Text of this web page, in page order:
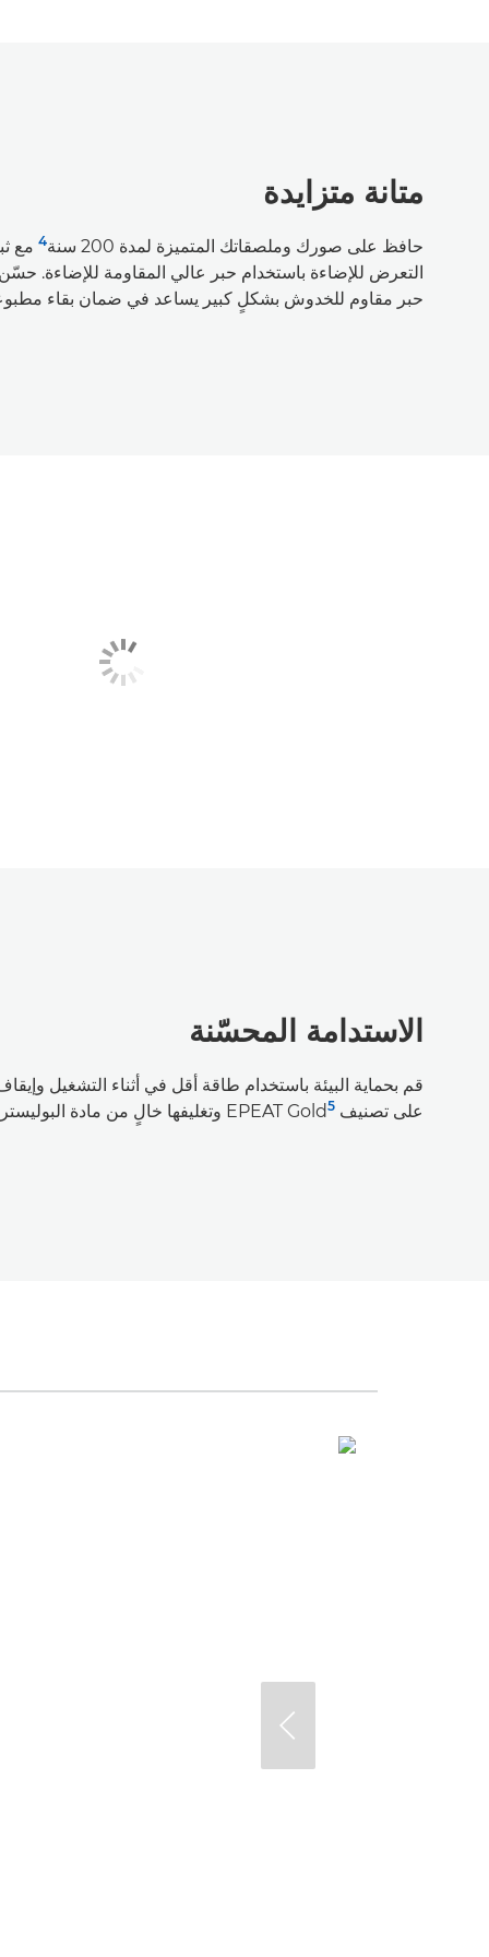
متانة متزايدة
حافظ على صورك وملصقاتك المتميزة لمدة 200 سنة 4 مع
التعرض للإضاءة باستخدام حبر عالي المقاومة للإضاءة.
حبر مقاوم للخدوش بشكلٍ كبير يساعد في ضمان بقاء
الاستدامة المحسّنة
قم بحماية البيئة باستخدام طاقة أقل في أثناء التشغيل
على تصنيف EPEAT Gold 5 وتغليفها خالٍ من مادة